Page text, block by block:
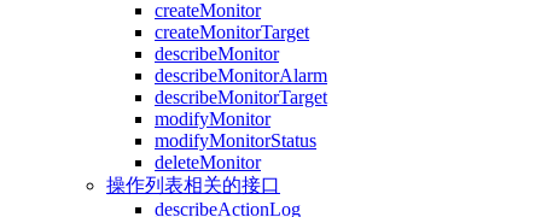
createMonitor
createMonitorTarget
describeMonitor
describeMonitorAlarm
describeMonitorTarget
modifyMonitor
modifyMonitorStatus
deleteMonitor
操作列表相关的接口
describeActionLog